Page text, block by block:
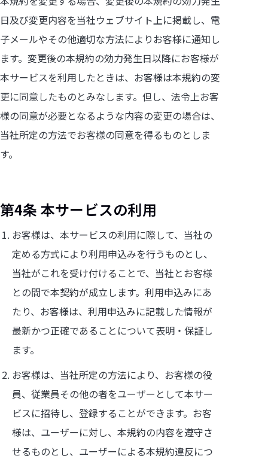
日及び変更内容を当社ウェブサイト上に掲載し、電
子メールやその他適切な方法によりお客様に通知し
ます。変更後の本規約の効力発生日以降にお客様が
本サービスを利用したときは、お客様は本規約の変
更に同意したものとみなします。但し、法令上お客
様の同意が必要となるような内容の変更の場合は、
当社所定の方法でお客様の同意を得るものとしま
す。
第4条 本サービスの利用
お客様は、本サービスの利用に際して、当社の
定める方式により利用申込みを行うものとし、
当社がこれを受け付けることで、当社とお客様
との間で本契約が成立します。利用申込みにあ
たり、お客様は、利用申込みに記載した情報が
最新かつ正確であることについて表明・保証し
ます。
お客様は、当社所定の方法により、お客様の役
員、従業員その他の者をユーザーとして本サー
ビスに招待し、登録することができます。お客
様は、ユーザーに対し、本規約の内容を遵守さ
せるものとし、ユーザーによる本規約違反につ